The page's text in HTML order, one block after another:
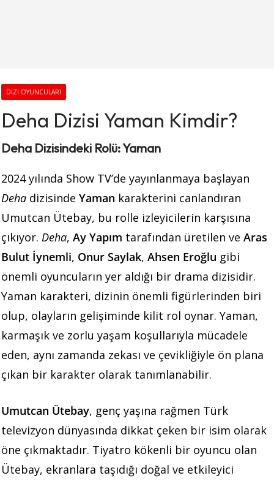
DIZI OYUNCULARI
Deha Dizisi Yaman Kimdir?
Deha Dizisindeki Rolü: Yaman
2024 yılında Show TV’de yayınlanmaya başlayan
Deha dizisinde Yaman karakterini canlandıran
Umutcan Ütebay, bu rolle izleyicilerin karşısına
çıkıyor. Deha, Ay Yapım tarafından üretilen ve Aras
Bulut İynemli, Onur Saylak, Ahsen Eroğlu gibi
önemli oyuncuların yer aldığı bir drama dizisidir.
Yaman karakteri, dizinin önemli figürlerinden biri
olup, olayların gelişiminde kilit rol oynar. Yaman,
karmaşık ve zorlu yaşam koşullarıyla mücadele
eden, aynı zamanda zekası ve çevikliğiyle ön plana
çıkan bir karakter olarak tanımlanabilir.
Umutcan Ütebay, genç yaşına rağmen Türk
televizyon dünyasında dikkat çeken bir isim olarak
öne çıkmaktadır. Tiyatro kökenli bir oyuncu olan
Ütebay, ekranlara taşıdığı doğal ve etkileyici